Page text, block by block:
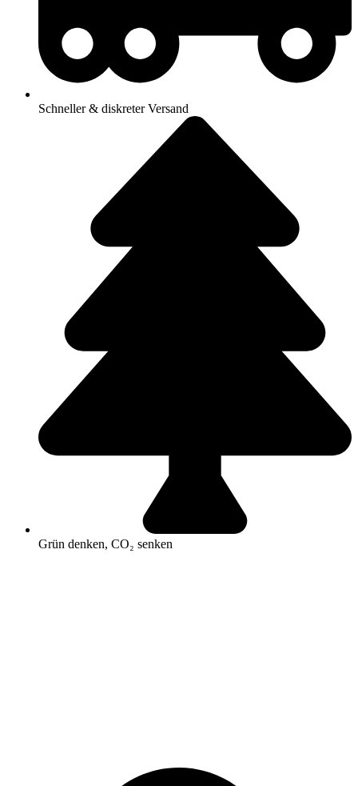
Schneller & diskreter Versand
Grün denken, CO₂ senken